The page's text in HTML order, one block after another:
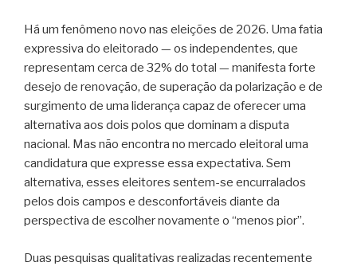
Há um fenômeno novo nas eleições de 2026. Uma fatia
expressiva do eleitorado — os independentes, que
representam cerca de 32% do total — manifesta forte
desejo de renovação, de superação da polarização e de
surgimento de uma liderança capaz de oferecer uma
alternativa aos dois polos que dominam a disputa
nacional. Mas não encontra no mercado eleitoral uma
candidatura que expresse essa expectativa. Sem
alternativa, esses eleitores sentem-se encurralados
pelos dois campos e desconfortáveis diante da
perspectiva de escolher novamente o “menos pior”.
Duas pesquisas qualitativas realizadas recentemente